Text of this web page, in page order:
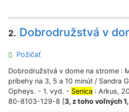
2. Dobrodružstvá v
Požičať
Dobrodružstvá v dome na strome :
príbehy na 3, 5 a 10 minút / Sandra
Opheys. - 1. vyd. - Senica : Arkus,
80-8103-129-8 [3, z toho voľných